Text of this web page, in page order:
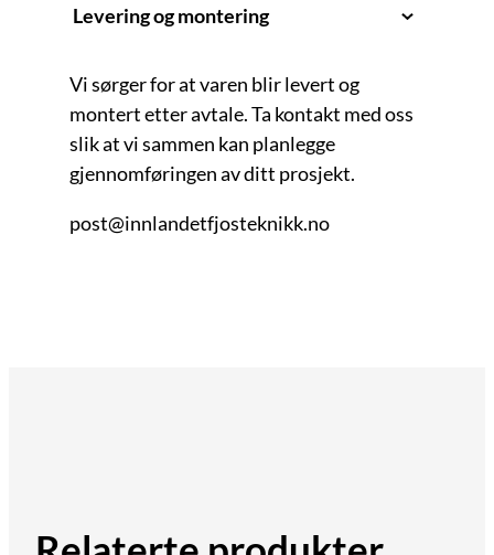
Levering og montering
Vi sørger for at varen blir levert og
montert etter avtale. Ta kontakt med oss
slik at vi sammen kan planlegge
gjennomføringen av ditt prosjekt.
post@innlandetfjosteknikk.no